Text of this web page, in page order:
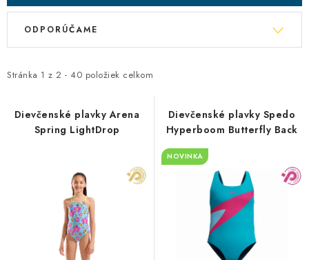
OBUV
VŠETKO PRE DETI
HRAČKY DO VODY
TAŠKY A VAKY
SAUNOVANIE
ý
i
p
Stránka 1 z 2 - 40 položiek celkom
R
e
ODPORÚČAME
Dievčenské plavky Arena
Spring LightDrop
Dievčenské plavky Spedo
Hyperboom Butterfly Back
NOVINKA